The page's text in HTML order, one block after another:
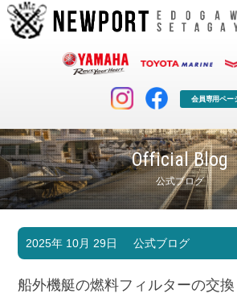
会員専用ペー
Official Blog
公式ブログ
マリンクラブ
マリンライフを堪能したい！
ボート免許
長年の実績と信頼！
2025年 10月 29日 公式ブログ
船外機艇の燃料フィルターの交換